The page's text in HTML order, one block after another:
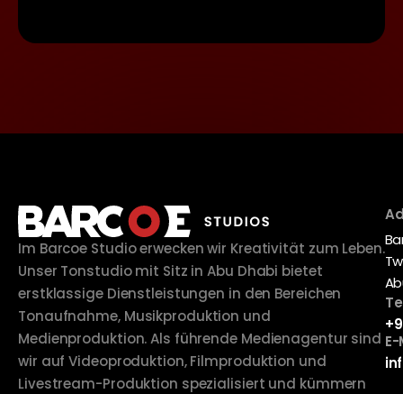
Im Barcoe Studio erwecken wir Kreativität zum Leben.
Unser Tonstudio mit Sitz in Abu Dhabi bietet
erstklassige Dienstleistungen in den Bereichen
Tonaufnahme, Musikproduktion und
Medienproduktion. Als führende Medienagentur sind
wir auf Videoproduktion, Filmproduktion und
Livestream-Produktion spezialisiert und kümmern
E-